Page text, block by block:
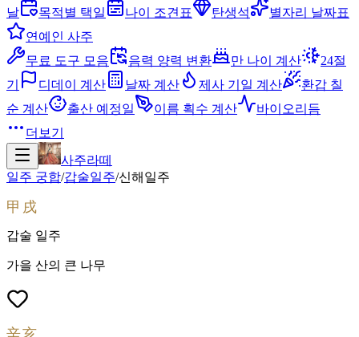
날
목적별 택일 나이 조견표 탄생석
별자리 날짜표
연예인 사주
무료 도구 모음
음력 양력 변환 만 나이 계산
24절
기
디데이 계산 날짜 계산 제사 기일 계산
환갑 칠
순 계산
출산 예정일 이름 획수 계산
바이오리듬
더보기
사주라떼
일주 궁합/갑술일주/신해 일주
甲戌
갑술 일주
가을 산의 큰 나무
辛亥